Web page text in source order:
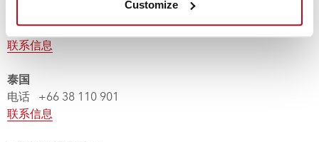
Customize
电话 +82 32 777 7070
联系信息
泰国
电话 +66 38 110 901
联系信息